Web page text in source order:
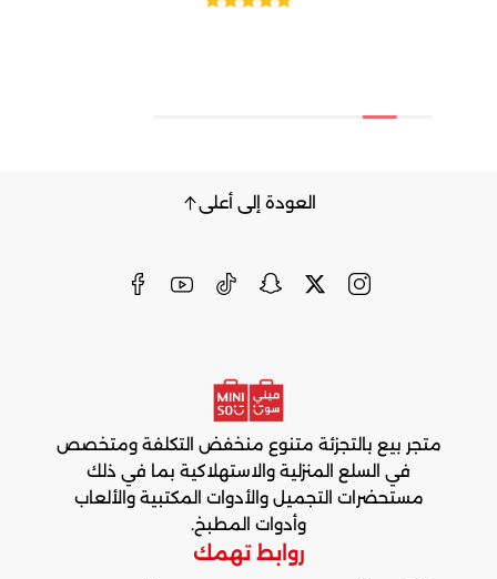
العودة إلى أعلى
متجر بيع بالتجزئة متنوع منخفض التكلفة ومتخصص
في السلع المنزلية والاستهلاكية بما في ذلك
مستحضرات التجميل والأدوات المكتبية والألعاب
وأدوات المطبخ.
روابط تهمك